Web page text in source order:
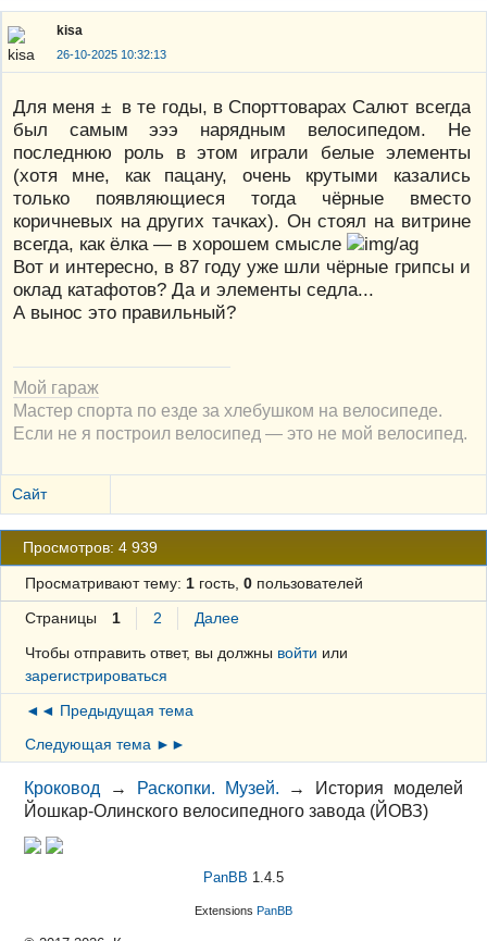
kisa
26-10-2025 10:32:13
Для меня ± в те годы, в Спорттоварах Салют всегда
был самым эээ нарядным велосипедом. Не
последнюю роль в этом играли белые элементы
(хотя мне, как пацану, очень крутыми казались
только появляющиеся тогда чёрные вместо
коричневых на других тачках). Он стоял на витрине
всегда, как ёлка — в хорошем смысле
Вот и интересно, в 87 году уже шли чёрные грипсы и
оклад катафотов? Да и элементы седла...
А вынос это правильный?
Мой гараж
Мастер спорта по езде за хлебушком на велосипеде.
Если не я построил велосипед — это не мой велосипед.
Сайт
Просмотров: 4 939
Просматривают тему: 1гость, 0пользователей
Страницы 1 2
Далее
Чтобы отправить ответ, вы должны войти или
зарегистрироваться
◄◄ Предыдущая тема
Следующая тема ►►
Кроковод → Раскопки. Музей. →
История моделей
Йошкар-Олинского велосипедного завода (ЙОВЗ)
PanBB 1.4.5
Extensions PanBB